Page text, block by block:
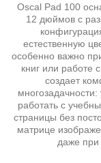
Oscal Pad 100
12 дюймов с
естественную
особенно важно
книг или работе
создает
работать с
страницы без
матрице
даже при